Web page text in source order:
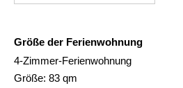
Größe der Ferienwohnung
4-Zimmer-Ferienwohnung
Größe: 83 qm